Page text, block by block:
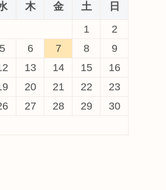
木 金 土
日
1
2
5 6 7 8
9
13 14 15
16
20 21 22
23
27 28 29
30